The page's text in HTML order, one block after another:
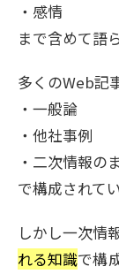
・感情
まで含めて語
多くのWeb記
・一般論
・他社事例
・二次情報の
で構成されてい
しかし一次情
れる知識で構